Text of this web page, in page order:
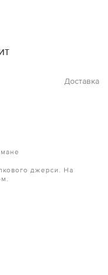
Доставка
джерси. На